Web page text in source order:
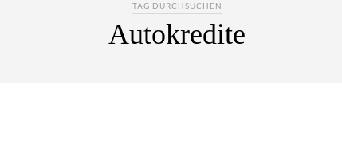
TAG DURCHSUCHEN
Autokredite